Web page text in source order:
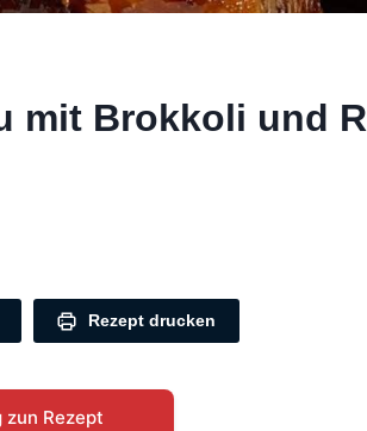
mit Brokkoli und
Rezept drucken
zun Rezept